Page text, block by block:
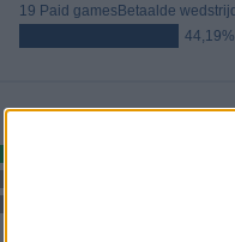
19 Paid gamesBetaalde
44,19%